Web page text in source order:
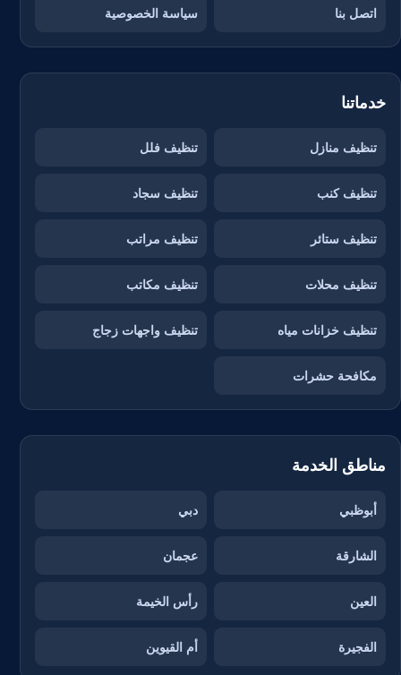
اتصل بنا سياسة الخصوصية
خدماتنا
تنظيف منازل تنظيف فلل
تنظيف كنب تنظيف سجاد
تنظيف ستائر تنظيف مراتب
تنظيف محلات تنظيف مكاتب
تنظيف خزانات مياه تنظيف واجهات زجاج
مكافحة حشرات
مناطق الخدمة
أبوظبي دبي
الشارقة عجمان
العين رأس الخيمة
الفجيرة أم القيوين